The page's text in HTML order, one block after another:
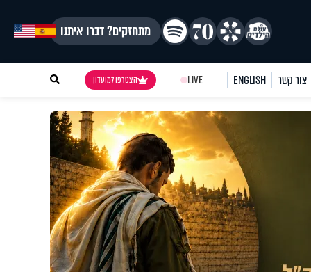
מתחזקים? דברו איתנו
צור קשר ENGLISH
LIVE הצטרפו למועדון